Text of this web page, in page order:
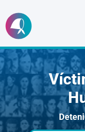
Ir
al
contenido